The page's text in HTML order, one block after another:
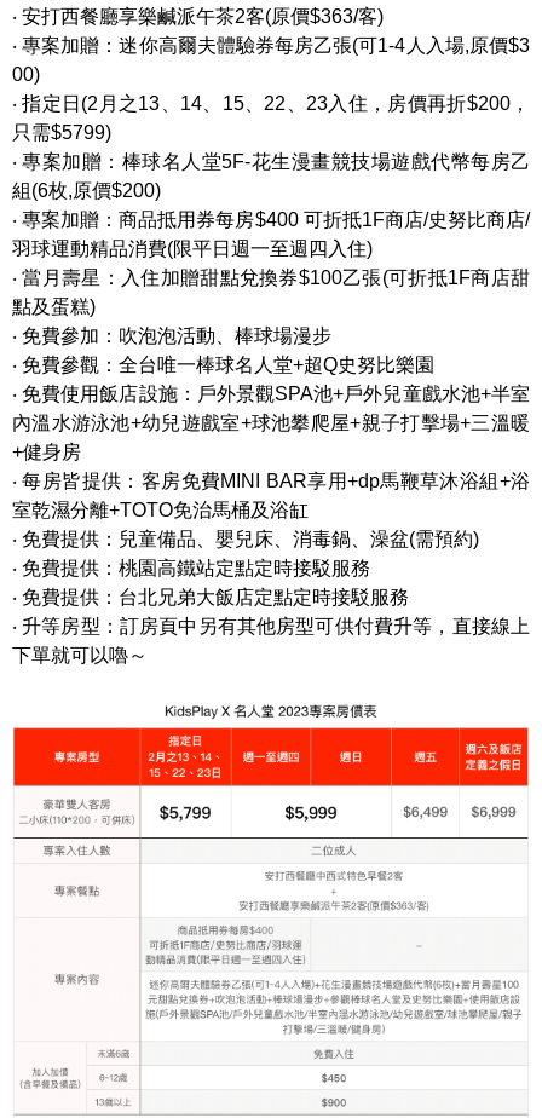
‧ 安打西餐廳享樂鹹派午茶2客(原價$363/客)
‧專案加贈：迷你高爾夫體驗券每房乙張(可1-4人入場,原價$3
00)
‧ 指定日(2月之13、14、15、22、23入住，房價再折$200，
只需$5799)
‧ 專案加贈：棒球名人堂5F-花生漫畫競技場遊戲代幣每房乙
組(6枚,原價$200)
‧ 專案加贈：商品抵用券每房$400 可折抵1F商店/史努比商店/
羽球運動精品消費(限平日週一至週四入住)
‧ 當月壽星：入住加贈甜點兌換券$100乙張(可折抵1F商店甜
點及蛋糕)
‧ 免費參加：吹泡泡活動、棒球場漫步
‧ 免費參觀：全台唯一棒球名人堂+超Q史努比樂園
‧ 免費使用飯店設施：戶外景觀SPA池+戶外兒童戲水池+半室
內溫水游泳池+幼兒遊戲室+球池攀爬屋+親子打擊場+三溫暖
+健身房
‧ 每房皆提供：客房免費MINI BAR享用+dp馬鞭草沐浴組+浴
室乾濕分離+TOTO免治馬桶及浴缸
‧ 免費提供：兒童備品、嬰兒床、消毒鍋、澡盆(需預約)
‧ 免費提供：桃園高鐵站定點定時接駁服務
‧ 免費提供：台北兄弟大飯店定點定時接駁服務
‧ 升等房型：訂房頁中另有其他房型可供付費升等，直接線上
下單就可以嚕～